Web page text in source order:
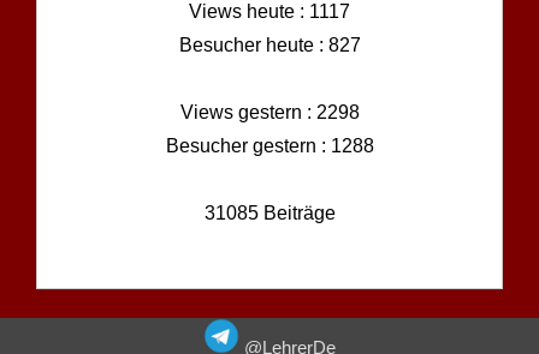
Views heute : 1117
Besucher heute : 827
Views gestern : 2298
Besucher gestern : 1288
31085 Beiträge
@LehrerDe